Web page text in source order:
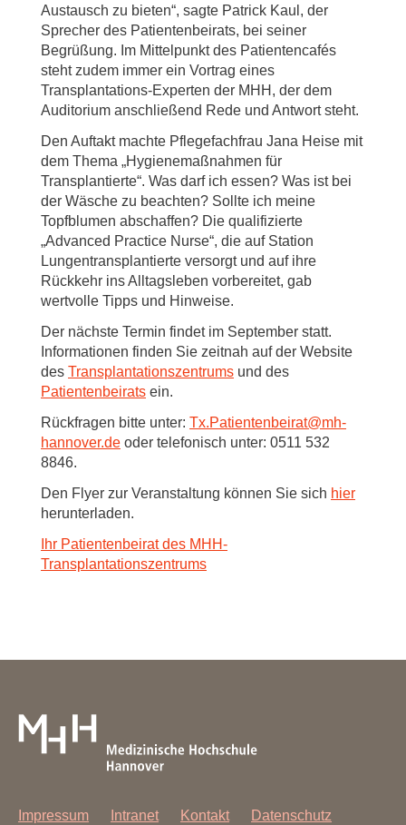
Austausch zu bieten“, sagte Patrick Kaul, der
Sprecher des Patientenbeirats, bei seiner
Begrüßung. Im Mittelpunkt des Patientencafés
steht zudem immer ein Vortrag eines
Transplantations-Experten der MHH, der dem
Auditorium anschließend Rede und Antwort steht.
Den Auftakt machte Pflegefachfrau Jana Heise mit
dem Thema „Hygienemaßnahmen für
Transplantierte“. Was darf ich essen? Was ist bei
der Wäsche zu beachten? Sollte ich meine
Topfblumen abschaffen? Die qualifizierte
„Advanced Practice Nurse“, die auf Station
Lungentransplantierte versorgt und auf ihre
Rückkehr ins Alltagsleben vorbereitet, gab
wertvolle Tipps und Hinweise.
Der nächste Termin findet im September statt.
Informationen finden Sie zeitnah auf der Website
des Transplantationszentrums und des
Patientenbeirats ein.
Rückfragen bitte unter: Tx.Patientenbeirat@mh-
hannover.de oder telefonisch unter: 0511 532
8846.
Den Flyer zur Veranstaltung können Sie sich hier
herunterladen.
Ihr Patientenbeirat des MHH-
Transplantationszentrums
Impressum Intranet Kontakt
Datenschutz